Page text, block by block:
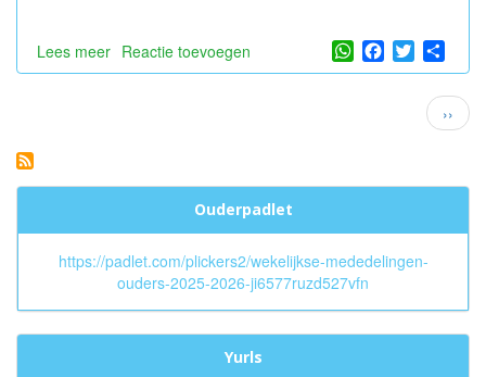
Lees meer over
Gezond
Reactie toevoegen WhatsApp
Facebook
Twitter
››
Ouderpadlet
https://padlet.com/plickers2/wekelijkse-mededelingen-
ouders-2025-2026-ji6577ruzd527vfn
Yurls